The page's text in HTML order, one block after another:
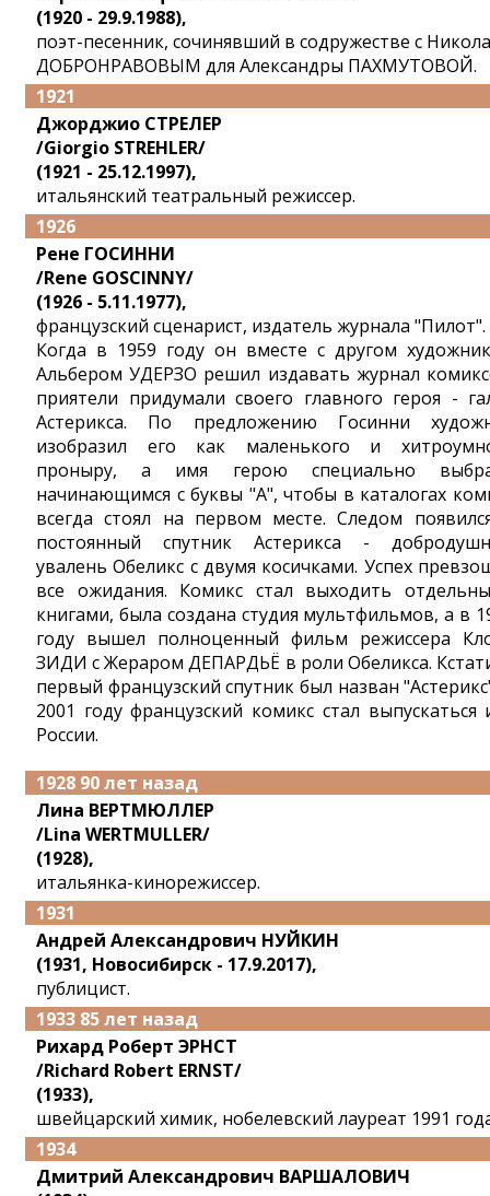
(1920 - 29.9.1988),
поэт-песенник, сочинявший в содружестве с
ДОБРОНРАВОВЫМ для Александры ПАХМУТОВОЙ.
1921
Джорджио СТРЕЛЕР
/Giorgio STREHLER/
(1921 - 25.12.1997),
итальянский театральный режиссер.
1926
Рене ГОCИННИ
/Rene GOSCINNY/
(1926 - 5.11.1977),
французский сценарист, издатель журнала "Пилот".
Когда в 1959 году он вместе с другом
Альбером УДЕРЗО решил издавать журнал
приятели придумали своего главного героя -
Астерикса. По предложению Госинни
изобразил его как маленького и
проныру, а имя герою специально
начинающимся с буквы "А", чтобы в каталогах
всегда стоял на первом месте. Следом
постоянный спутник Астерикса -
увалень Обеликс с двумя косичками. Успех
все ожидания. Комикс стал выходить
книгами, была создана студия мультфильмов, а в
году вышел полноценный фильм режиссера
ЗИДИ с Жераром ДЕПАРДЬЁ в роли Обеликса.
первый французский спутник был назван
2001 году французский комикс стал выпускаться
России.
1928 90 лет назад
Лина ВЕРТМЮЛЛЕР
/Lina WERTMULLER/
(1928),
итальянка-кинорежиссер.
1931
Андрей Александрович НУЙКИН
(1931, Новосибирск - 17.9.2017),
публицист.
1933 85 лет назад
Рихард Роберт ЭРНСТ
/Richard Robert ERNST/
(1933),
швейцарский химик, нобелевский лауреат 1991
1934
Дмитрий Александрович ВАРШАЛОВИЧ